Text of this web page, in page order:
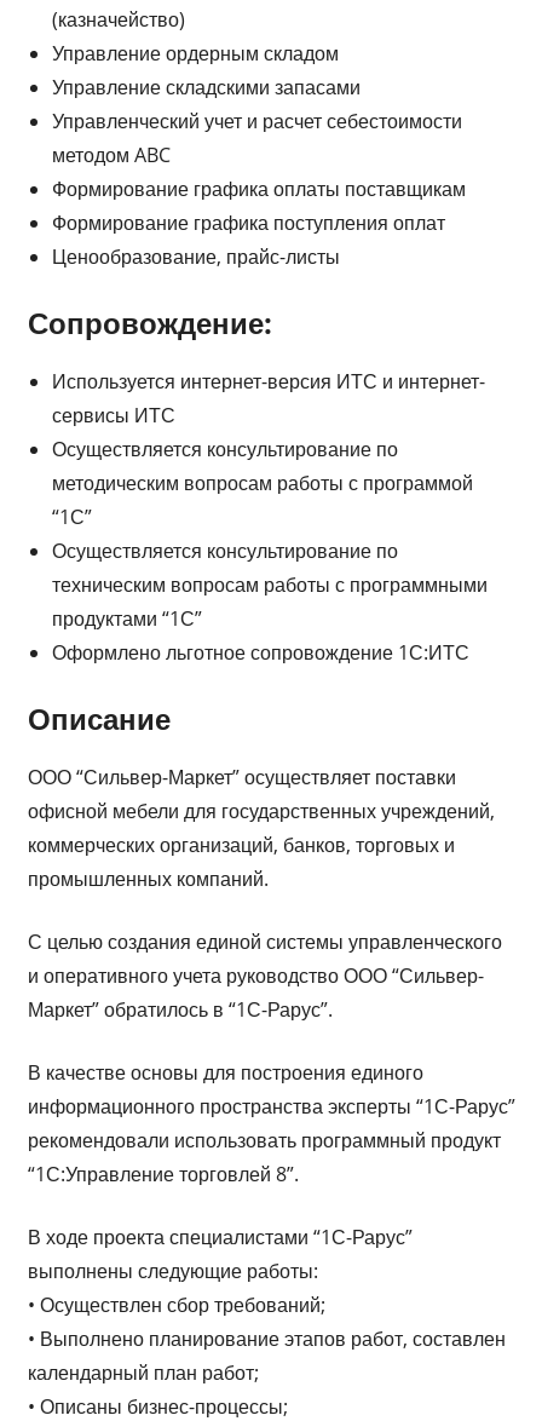
(казначейство)
Управление ордерным складом
Управление складскими запасами
Управленческий учет и расчет себестоимости
методом ABC
Формирование графика оплаты поставщикам
Формирование графика поступления оплат
Ценообразование, прайс-листы
Сопровождение:
Используется интернет-версия ИТС и интернет-
сервисы ИТС
Осуществляется консультирование по
методическим вопросам работы с программой
“1С”
Осуществляется консультирование по
техническим вопросам работы с программными
продуктами “1С”
Оформлено льготное сопровождение 1С:ИТС
Описание
ООО “Сильвер-Маркет” осуществляет поставки
офисной мебели для государственных учреждений,
коммерческих организаций, банков, торговых и
промышленных компаний.
С целью создания единой системы управленческого
и оперативного учета руководство ООО “Сильвер-
Маркет” обратилось в “1С-Рарус”.
В качестве основы для построения единого
информационного пространства эксперты “1С-Рарус”
рекомендовали использовать программный продукт
“1С:Управление торговлей 8”.
В ходе проекта специалистами “1С-Рарус”
выполнены следующие работы:
• Осуществлен сбор требований;
• Выполнено планирование этапов работ, составлен
календарный план работ;
• Описаны бизнес-процессы;